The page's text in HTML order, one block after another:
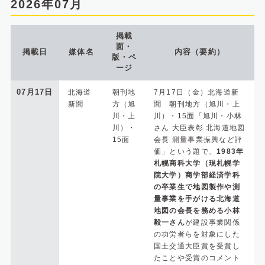
2026年07月
掲載日 媒体名
掲載
面・
版・ペ
ージ
内容（要約）
07月17日
北海道
新聞
朝刊地
方（旭
川・上
川）・
15面
7月17日（金）北海道新
聞 朝刊地方（旭川・上
川）・15面「旭川・小林
さん 大臣表彰 北海道地図
会長 測量事業振興など評
価」という題で、1983年
札幌商科大学（現札幌学
院大学）商学部経済学科
の卒業生で地図製作や測
量事業を手がける北海道
地図の会長を務める小林
毅一さんが建設事業関係
の功労者らを対象にした
国土交通大臣賞を受賞し
たことや受賞のコメント